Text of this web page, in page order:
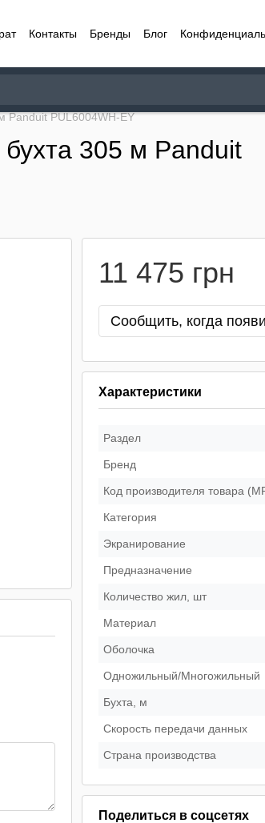
Контакты Бренды Блог
Panduit PUL6004WH-EY
305 м Panduit
11 475 грн
Сообщить, когда
Характеристики
Раздел
Бренд
Код производителя товара
Категория
Экранирование
Предназначение
Количество жил, шт
Материал
Оболочка
Одножильный/Многожильный
Бухта, м
Скорость передачи данных
Страна производства
Поделиться в соцсетях